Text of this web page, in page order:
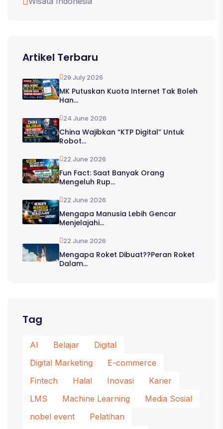
Artikel Terbaru
29 July 2026
MK Putuskan Kuota Internet Tak Boleh
Han...
24 June 2026
China Wajibkan “KTP Digital” Untuk
Robot...
22 June 2026
Fun Fact: Saat Banyak Orang
Mengeluh Rup...
22 June 2026
Mengapa Manusia Lebih Gencar
Menjelajahi...
22 June 2026
Mengapa Roket Dibuat??Peran Roket
Dalam...
Tag
AI Belajar
Digital
Digital Marketing
E-commerce
Fintech
Halal Inovasi
Karier
LMS
Machine Learning
Media Sosial
nobel event
Pelatihan